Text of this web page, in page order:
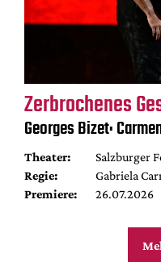
Zerbrochenes
Georges Bizet:
Theater:
Salzburger
Regie:
Gabriela
Premiere:
26.07.2026